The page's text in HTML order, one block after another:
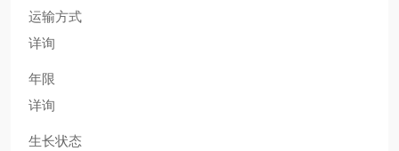
运输方式
详询
年限
详询
生长状态